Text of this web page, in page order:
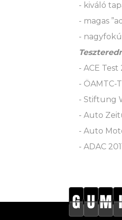
- kiváló
- magas
-
- ACE
- ÖAMTC-
- Stiftung
- Auto
- Auto
- ADAC